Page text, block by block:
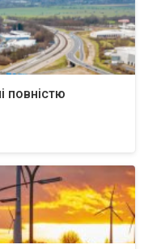
повністю